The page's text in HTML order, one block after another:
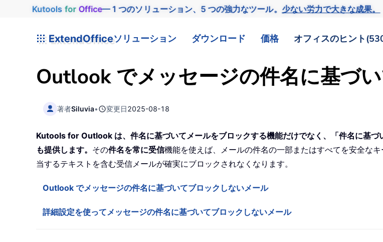
Kutools for Office— 1 つのソリューション、5 つの強力なツール。 少ない労力で大きな成果。
ExtendOfficeソリューション ダウンロード 価格 オフィスのヒント
Outlook でメッセージの件名に基づ
著者Siluvia• 変更日2025-08-18
Kutools for Outlook は、件名に基づいてメールをブロックする機能だけでなく、「件名に基づ
も提供します。 その件名を常に受信機能を使えば、メールの件名の一部またはすべてを安全な
当するテキストを含む受信メールが確実にブロックされなくなります。
Outlook でメッセージの件名に基づいてブロックしないメール
詳細設定を使ってメッセージの件名に基づいてブロックしないメール